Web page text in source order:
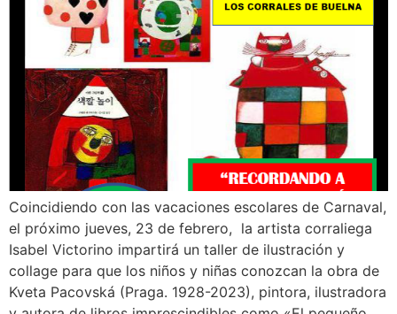
Coincidiendo con las vacaciones escolares de Carnaval,
el próximo jueves, 23 de febrero, la artista corraliega
Isabel Victorino impartirá un taller de ilustración y
collage para que los niños y niñas conozcan la obra de
Kveta Pacovská (Praga. 1928-2023), pintora, ilustradora